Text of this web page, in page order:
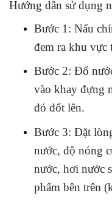
Hướng dẫn sử dụng
Bước 1: Nấu
đem ra khu vực
Bước 2: Đổ
vào khay đựng
đó đốt lên.
Bước 3: Đặt
nước, độ nóng
nước, hơi nước
phẩm bên trên